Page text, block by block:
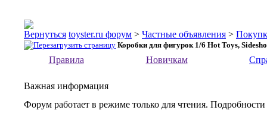
toyster.ru форум > Частные объявления >
Коробки для фигурок 1/6 Hot Toys,
Правила Новичкам
Важная информация
Форум работает в режиме только для чтения.